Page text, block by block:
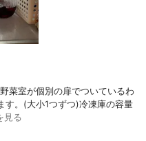
菜室が個別の扉でついているわ
す。(大小1つずつ)冷凍庫の容量
見る